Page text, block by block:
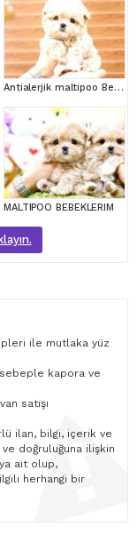
Antialerjik maltipoo Bebeklerim
MALTIPOO BEBEKLERIM
ile mutlaka yüz
sebeple kapora ve
satışı
ilan, bilgi, içerik ve
doğruluğuna ilişkin
ait olup,
herhangi bir